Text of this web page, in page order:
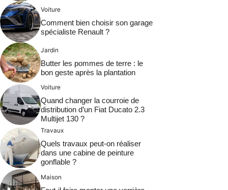
Voiture
Comment bien choisir son garage
spécialiste Renault ?
Jardin
Butter les pommes de terre : le
bon geste après la plantation
Voiture
Quand changer la courroie de
distribution d’un Fiat Ducato 2.3
Multijet 130 ?
Travaux
Quels travaux peut-on réaliser
dans une cabine de peinture
gonflable ?
Maison